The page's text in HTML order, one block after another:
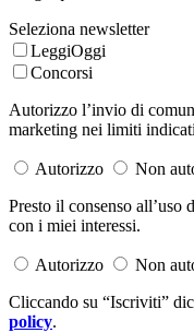
Seleziona newsletter
LeggiOggi
Concorsi
Autorizzo l’invio di
marketing nei limiti
Autorizzo
Non
Presto il consenso all’uso
con i miei interessi.
Autorizzo
Non
Cliccando su “Iscriviti”
policy.